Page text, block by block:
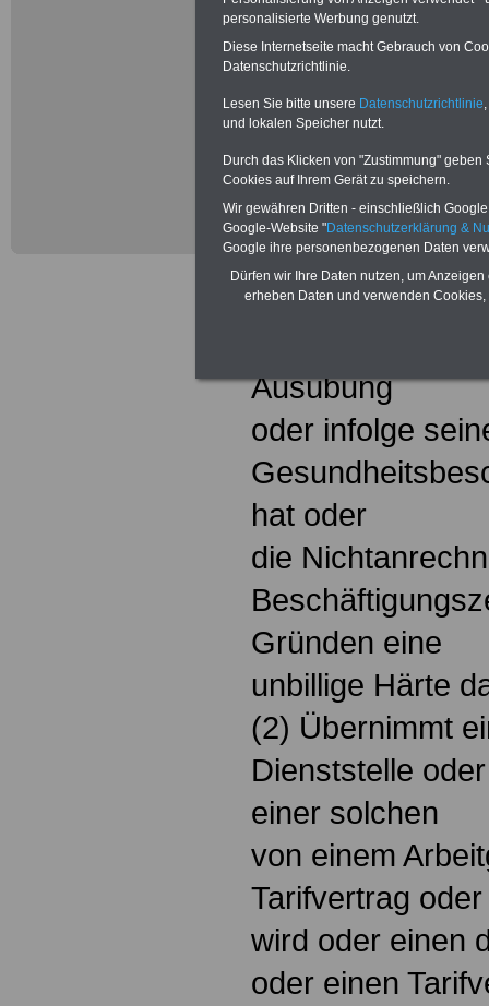
nicht als
denn, dass er
wegen
eines mit
Unfähigkeit zur
Fortsetzung der
Ausübung
oder infolge
hat oder
die
Gründen eine
unbillige Härte
(2) Übernimmt
Dienststelle
einer solchen
von einem
Tarifvertrag
wird oder einen
oder einen
personalisierte Werbung genutzt.
Diese Internetseite macht Gebrauch von
Datenschutzrichtlinie.
Lesen Sie bitte unsere Datenschutzrichtlinie
und lokalen Speicher nutzt.
Durch das Klicken von "Zustimmung"
Cookies auf Ihrem Gerät zu speichern.
Wir gewähren Dritten - einschließlich
Google-Website "Datenschutzerklärung &
Google ihre personenbezogenen Daten
Dürfen wir Ihre Daten nutzen, um
erheben Daten und verwenden